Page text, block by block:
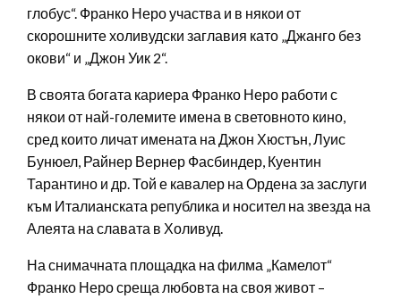
глобус“. Франко Неро участва и в някои от
скорошните холивудски заглавия като „Джанго без
окови“ и „Джон Уик 2“.
В своята богата кариера Франко Неро работи с
някои от най-големите имена в световното кино,
сред които личат имената на Джон Хюстън, Луис
Бунюел, Райнер Вернер Фасбиндер, Куентин
Тарантино и др. Той е кавалер на Ордена за заслуги
към Италианската република и носител на звезда на
Алеята на славата в Холивуд.
На снимачната площадка на филма „Камелот“
Франко Неро среща любовта на своя живот –